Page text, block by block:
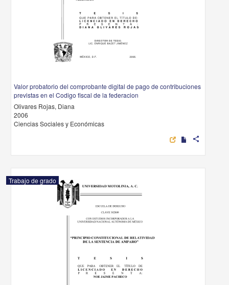
Valor probatorio del comprobante digital de pago de contribuciones
previstas en el Codigo fiscal de la federacion
Olivares Rojas, Diana
2006
Ciencias Sociales y Económicas
share
Trabajo de grado